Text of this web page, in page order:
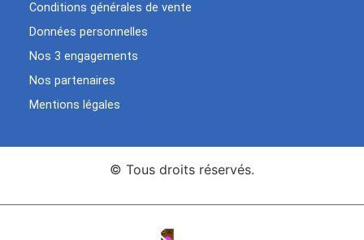
Conditions générales de vente
Données personnelles
Nos 3 engagements
Nos partenaires
Mentions légales
© Tous droits réservés.